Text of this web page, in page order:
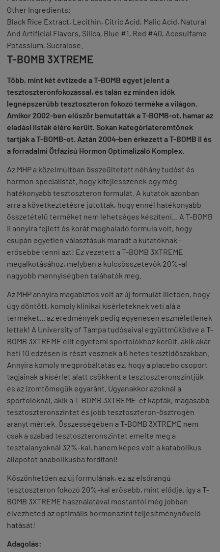
Other Ingredients:
Black Rice Extract, Lecithin, Citric Acid, Malic Acid, Natural
And Artificial Flavors, Silica, Blue #1, Red #40, Acesulfame
Potassium, Sucralose.
T-BOMB 3XTREME
Több, mint két évtizede a T-BOMB egyet jelent a
tesztoszteronfokozással, és talán ez minden idők
legnépszerűbb tesztoszteron fokozó terméke a világon.
Amikor 2002-ben először bemutatták a T-BOMB-ot, hamar az
eladási listák élére került. Sokan kategóriateremtőnek
tartják a T-BOMB-ot. Aztán 2004-ben érkezett a T-BOMB II és
a forradalmi Ötfázisú Hormon Optimalizáló Komplex.
Az MHP a közelmúltban összeültetett néhány tudóst és
hormon specialistát, hogy kifejlesszenek egy még
hatékonyabb tesztoszteron formulát. A kutatók azonban
arra a következtetésre jutottak, hogy ennél hatékonyabb
összetételű terméket nem lehetséges készíteni... A T-BOMB
II annyira fejlett és korát meghaladó formula volt, hogy
csupán egyetlen választásuk maradt a kutatóknak -
erősebbé tenni azt! Ez vezetett a T-BOMB 3XTREME
megalkotásához, melyben a kulcsösszetevők 20%-al
nagyobb mennyiségben taláhatók meg.
Az MHP annyira magabiztos volt az új formulát illetően, hogy
úgy döntött, komoly klinikai kísérleteknek veti alá a
terméket... az eredmények pedig egyenesen eszméletlenek
lettek! A University of Tampa tudósaival együttműködve a T-
BOMB 3XTREME elit egyetemi sportolókhoz került, akik akár
heti 10 edzésen is részt vesznek a 6 hetes tesztidőszakban.
Annyira komoly megpróbáltatás ez, hogy a placebo csoport
tagjainak a kísérlet alatt csökkent a tesztoszteronszintjük
és az izomtömegük egyaránt. Ugyanakkor azoknál a
sportolóknál, akik a T-BOMB 3XTREME-et kapták, magasabb
tesztoszteronszintet és jobb tesztoszteron-ösztrogén
arányt mértek. Összességében a T-BOMB 3XTREME nem
csak a szabad tesztoszteronszintet emelte meg a
tesztalanyoknál 32%-kal, hanem képes volt a katabolikus
állapotot anabolikusba fordítani!
Köszönhetően az új formulának, ez az elsőrangú
tesztoszteron fokozó 20%-kal erősebb, mint elődje, így a T-
BOMB 3XTREME használatával mostantól még jobban
élvezheted az optimális hormonszint teljesítménynövelő
hatását!
Adagolás: